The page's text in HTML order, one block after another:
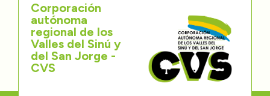
Trámites y Servicios
Contáctenos
Corporación
autónoma
regional de los
Valles del Sinú y
del San Jorge -
CVS